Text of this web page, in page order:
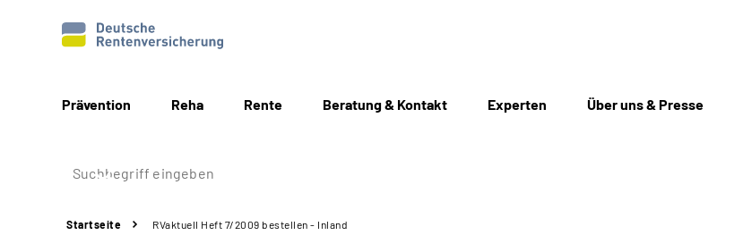
Prävention Reha Rente Beratung & Kontakt Experten Über uns & Presse
Startseite RVaktuell Heft 7/2009 bestellen - Inland